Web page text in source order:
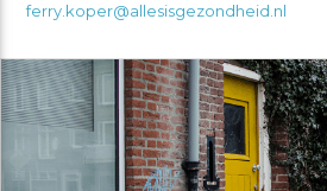
ferry.koper@allesisgezondheid.nl